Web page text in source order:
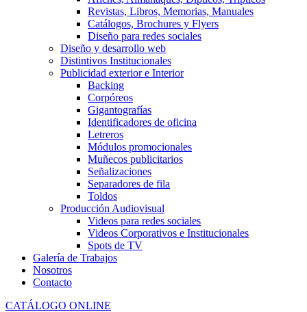
Revistas, Libros, Memorias, Manuales
Catálogos, Brochures y Flyers
Diseño para redes sociales
Diseño y desarrollo web
Distintivos Institucionales
Publicidad exterior e Interior
Backing
Corpóreos
Gigantografías
Identificadores de oficina
Letreros
Módulos promocionales
Muñecos publicitarios
Señalizaciones
Separadores de fila
Toldos
Producción Audiovisual
Videos para redes sociales
Videos Corporativos e Institucionales
Spots de TV
Galería de Trabajos
Nosotros
Contacto
CATÁLOGO ONLINE